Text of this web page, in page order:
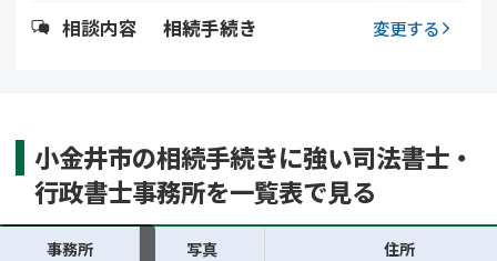
不動産評価(相続不動
調査・アンケート
相談内容 相続手続き 変更する
小金井市の相続手続きに強い司法書士・
行政書士事務所を一覧表で見る
事務所 写真 住所